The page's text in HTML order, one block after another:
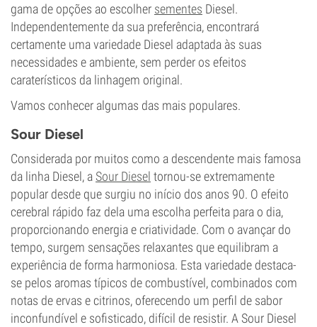
gama de opções ao escolher sementes Diesel.
Independentemente da sua preferência, encontrará
certamente uma variedade Diesel adaptada às suas
necessidades e ambiente, sem perder os efeitos
caraterísticos da linhagem original.
Vamos conhecer algumas das mais populares.
Sour Diesel
Considerada por muitos como a descendente mais famosa
da linha Diesel, a Sour Diesel tornou-se extremamente
popular desde que surgiu no início dos anos 90. O efeito
cerebral rápido faz dela uma escolha perfeita para o dia,
proporcionando energia e criatividade. Com o avançar do
tempo, surgem sensações relaxantes que equilibram a
experiência de forma harmoniosa. Esta variedade destaca-
se pelos aromas típicos de combustível, combinados com
notas de ervas e citrinos, oferecendo um perfil de sabor
inconfundível e sofisticado, difícil de resistir. A Sour Diesel